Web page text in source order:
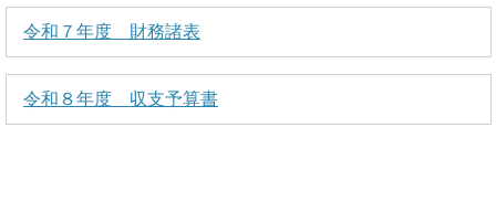
令和７年度 財務諸表
令和８年度 収支予算書